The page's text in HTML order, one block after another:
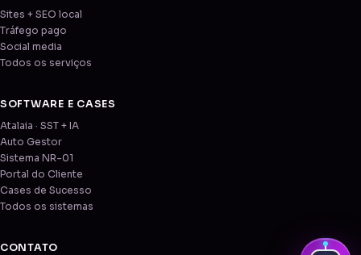
Sites + SEO local
Tráfego pago
Social media
Todos os serviços
SOFTWARE E CASES
Atalaia · SST + IA
Auto Gestor
Sistema NR-01
Portal do Cliente
Cases de Sucesso
Todos os sistemas
CONTATO